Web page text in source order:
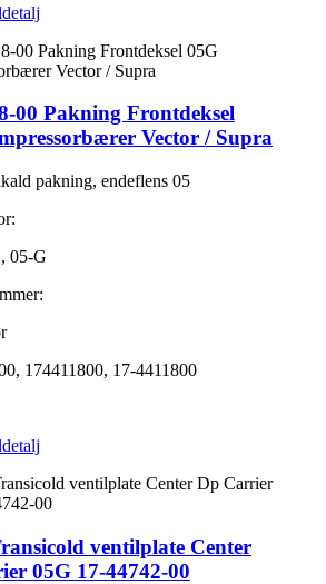
detalj
00 Pakning Frontdeksel
Vector / Supra
pakning, endeflens 05
05-G
174411800, 17-4411800
detalj
ventilplate Center
05G 17-44742-00